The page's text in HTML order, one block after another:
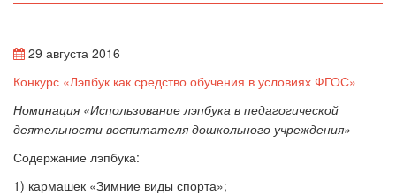
29 августа 2016
Конкурс «Лэпбук как средство обучения в условиях ФГОС»
Номинация «Использование лэпбука в педагогической
деятельности воспитателя дошкольного учреждения»
Содержание лэпбука:
1) кармашек «Зимние виды спорта»;